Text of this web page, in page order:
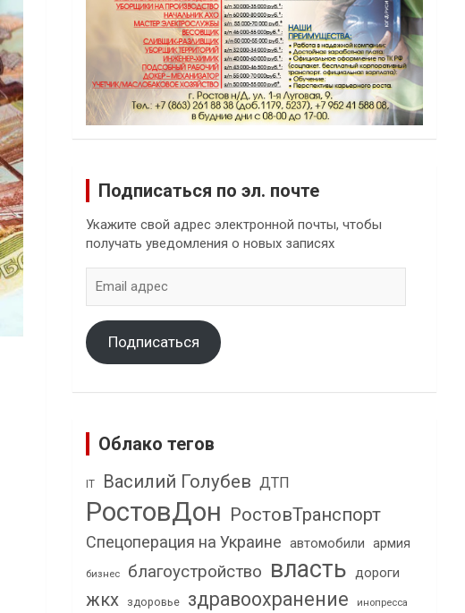
Подписаться по эл. почте
Укажите свой адрес электронной почты, чтобы
получать уведомления о новых записях
адрес
Подписаться
Облако тегов
IT Василий Голубев ДТП
РостовДон РостовТранспорт
Спецоперация на Украине автомобили армия
бизнес благоустройство власть дороги
жкх здоровье здравоохранение инопресса